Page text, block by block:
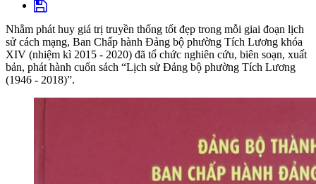
Nhằm phát huy giá trị truyền thống tốt đẹp trong mỗi giai đoạn lịch
sử cách mạng, Ban Chấp hành Đảng bộ phường Tích Lương khóa
XIV (nhiệm kì 2015 - 2020) đã tổ chức nghiên cứu, biên soạn, xuất
bản, phát hành cuốn sách “Lịch sử Đảng bộ phường Tích Lương
(1946 - 2018)”.